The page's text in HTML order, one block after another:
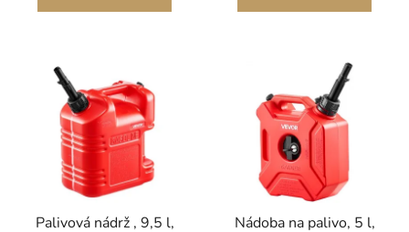
Palivová nádrž , 9,5 l,
Nádoba na palivo, 5 l,